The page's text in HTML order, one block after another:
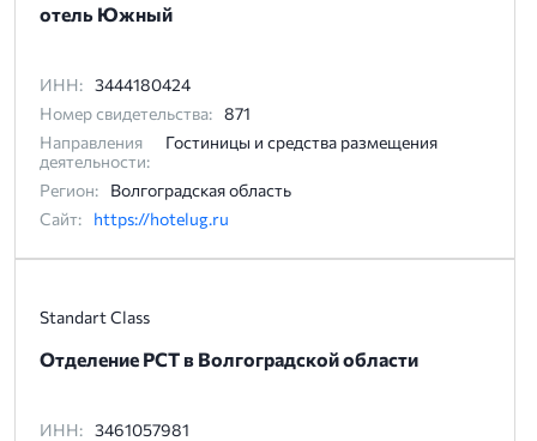
отель Южный
ИНН: 3444180424
Номер свидетельства: 871
Направления
деятельности:
Гостиницы и средства размещения
Регион:
Волгоградская область
Сайт:
https://hotelug.ru
Standart Class
Отделение РСТ в Волгоградской области
ИНН: 3461057981